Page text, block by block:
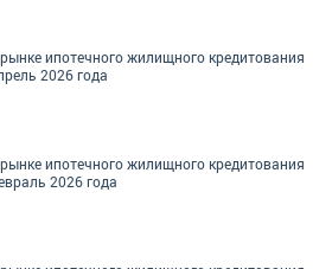
ипотечного жилищного кредитования
2026 года
ипотечного жилищного кредитования
2026 года